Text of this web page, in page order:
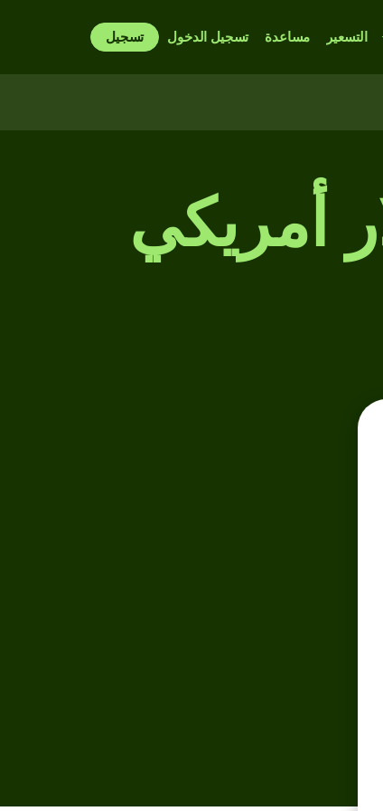
التسعير مساعدة تسجيل الدخول تسجيل
أمريكي